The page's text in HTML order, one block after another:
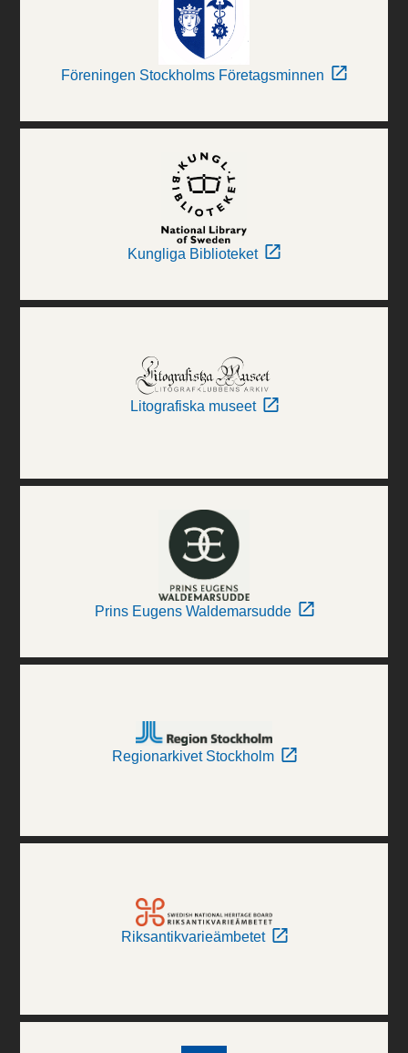
Föreningen Stockholms Företagsminnen
Kungliga Biblioteket
Litografiska museet
Prins Eugens Waldemarsudde
Regionarkivet Stockholm
Riksantikvarieämbetet